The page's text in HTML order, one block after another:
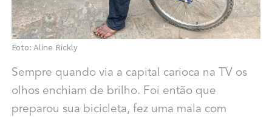
Foto: Aline Rickly
Sempre quando via a capital carioca na TV os
olhos enchiam de brilho. Foi então que
preparou sua bicicleta, fez uma mala com